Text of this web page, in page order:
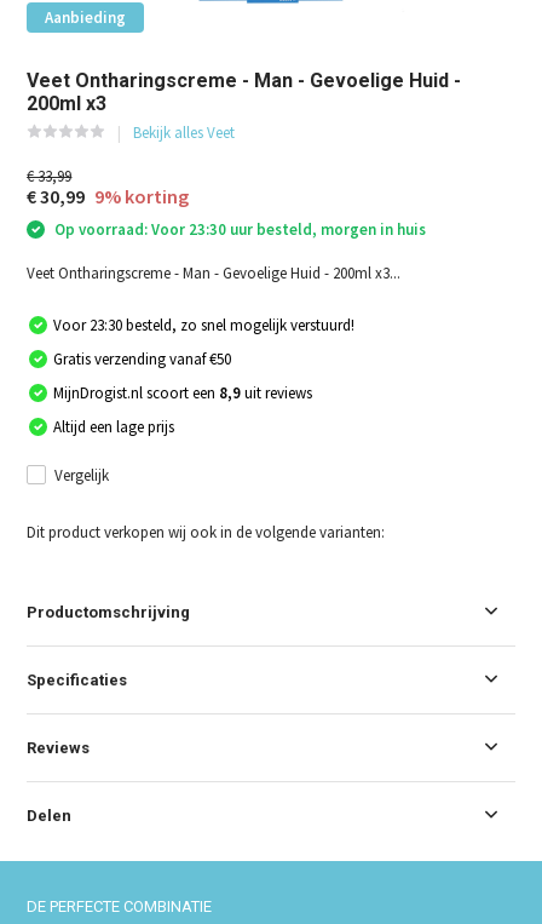
Aanbieding
Veet Ontharingscreme - Man - Gevoelige Huid -
200ml x3
Bekijk alles Veet
€ 33,99
€ 30,99 9% korting
Op voorraad: Voor 23:30 uur besteld, morgen in huis
Veet Ontharingscreme - Man - Gevoelige Huid - 200ml x3...
Voor 23:30 besteld, zo snel mogelijk verstuurd!
Gratis verzending vanaf €50
MijnDrogist.nl scoort een 8,9uit reviews
Altijd een lage prijs
Vergelijk
Dit product verkopen wij ook in de volgende varianten:
Productomschrijving
Specificaties
Reviews
Delen
DE PERFECTE COMBINATIE